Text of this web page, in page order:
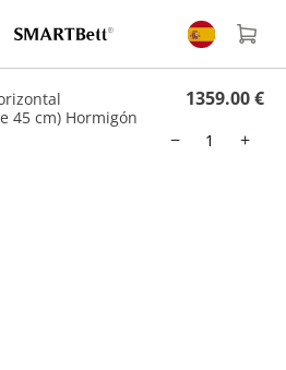
90x200 Horizontal (Profundidad standard de
45 cm) Hormigón
1359.00 €
−
+